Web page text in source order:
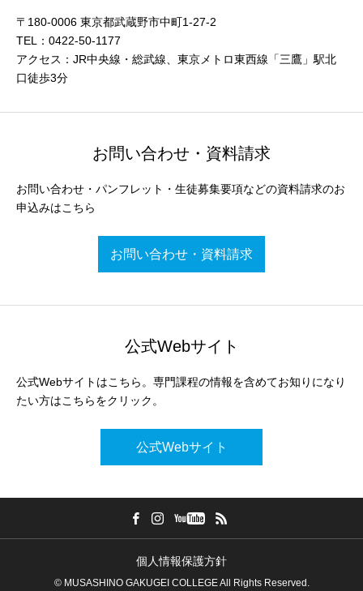
〒180-0006 東京都武蔵野市中町1-27-2
TEL：0422-50-1177
アクセス：JR中央線・総武線、東京メトロ東西線「三鷹」駅北
口徒歩3分
お問い合わせ・資料請求
お問い合わせ・パンフレット・生徒募集要項などの資料請求のお
申込みはこちら
お問い合わせ・資料請求
公式Webサイト
公式Webサイトはこちら。専門課程の情報を含めてお知りになり
たい方はこちらをクリック。
公式Webサイト
個人情報保護方針
© MUSASHINO GAKUGEI COLLEGE All Rights Reserved.